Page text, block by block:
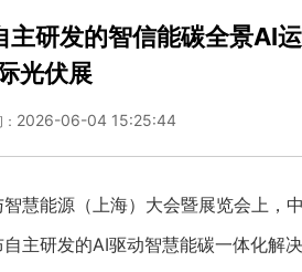
研发的智信能碳全景AI
光伏展
2026-06-04 15:25:44
能源（上海）大会暨展览会上，
主研发的AI驱动智慧能碳一体化